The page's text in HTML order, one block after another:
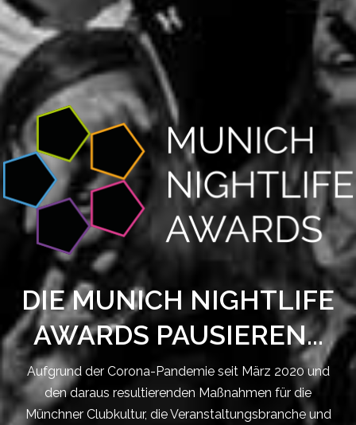
DIE MUNICH NIGHTLIFE
AWARDS PAUSIEREN...
Aufgrund der Corona-Pandemie seit März 2020 und
den daraus resultierenden Maßnahmen für die
Münchner Clubkultur, die Veranstaltungsbranche und